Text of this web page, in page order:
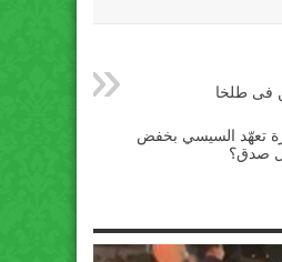
فى طلخا
تعهّد السيسي بخفض
صدق؟